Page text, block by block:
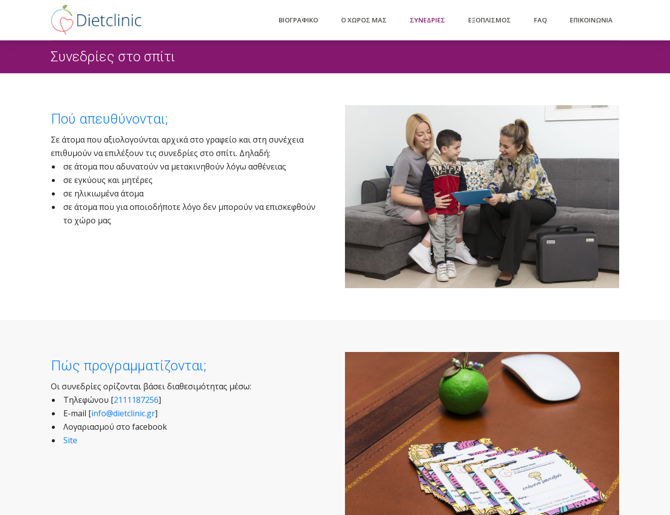
ΒΙΟΓΡΑΦΙΚΟ Ο ΧΩΡΟΣ ΜΑΣ ΣΥΝΕΔΡΙΕΣ ΕΞΟΠΛΙΣΜΟΣ FAQ ΕΠΙΚΟΙΝΩΝΙΑ
Συνεδρίες στο σπίτι
Πού απευθύνονται;
Σε άτομα που αξιολογούνται αρχικά στο γραφείο και στη συνέχεια
επιθυμούν να επιλέξουν τις συνεδρίες στο σπίτι. Δηλαδή:
σε άτομα που αδυνατούν να μετακινηθούν λόγω ασθένειας
σε εγκύους και μητέρες
σε ηλικιωμένα άτομα
σε άτομα που για οποιοδήποτε λόγο δεν μπορούν να επισκεφθούν
το χώρο μας
Πώς προγραμματίζονται;
Οι συνεδρίες ορίζονται βάσει διαθεσιμότητας μέσω:
Τηλεφώνου [2111187256]
E-mail [info@dietclinic.gr]
Λογαριασμού στο facebook
Site